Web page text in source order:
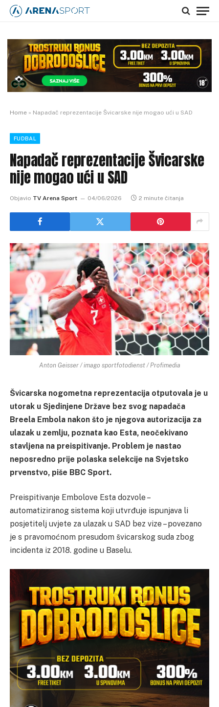
Home » Napadač reprezentacije Švicarske nije mogao ući u SAD
FUDBAL
Napadač reprezentacije Švicarske
nije mogao ući u SAD
Objavio TV Arena Sport 04/06/2026 2 minute čitanja
Anton Geisser / imago sportfotodienst / Profimedia
Švicarska nogometna reprezentacija otputovala je u
utorak u Sjedinjene Države bez svog napadača
Breela Embola nakon što je njegova autorizacija za
ulazak u zemlju, poznata kao Esta, neočekivano
stavljena na preispitivanje. Problem je nastao
neposredno prije polaska selekcije na Svjetsko
prvenstvo, piše BBC Sport.
Preispitivanje Embolove Esta dozvole –
automatiziranog sistema koji utvrđuje ispunjava li
posjetitelj uvjete za ulazak u SAD bez vize – povezano
je s pravomoćnom presudom švicarskog suda zbog
incidenta iz 2018. godine u Baselu.